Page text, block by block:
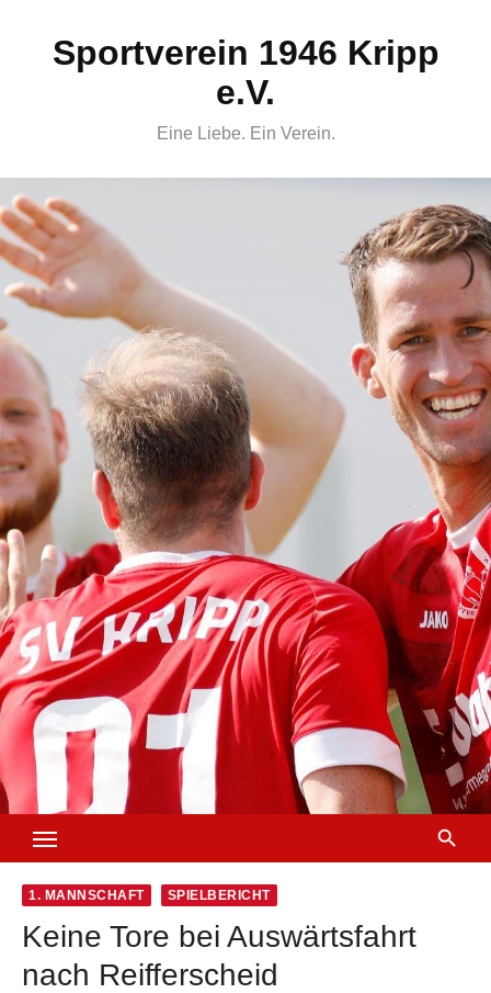
Sportverein 1946 Kripp
e.V.
Eine Liebe. Ein Verein.
1. MANNSCHAFT SPIELBERICHT
Keine Tore bei Auswärtsfahrt
nach Reifferscheid